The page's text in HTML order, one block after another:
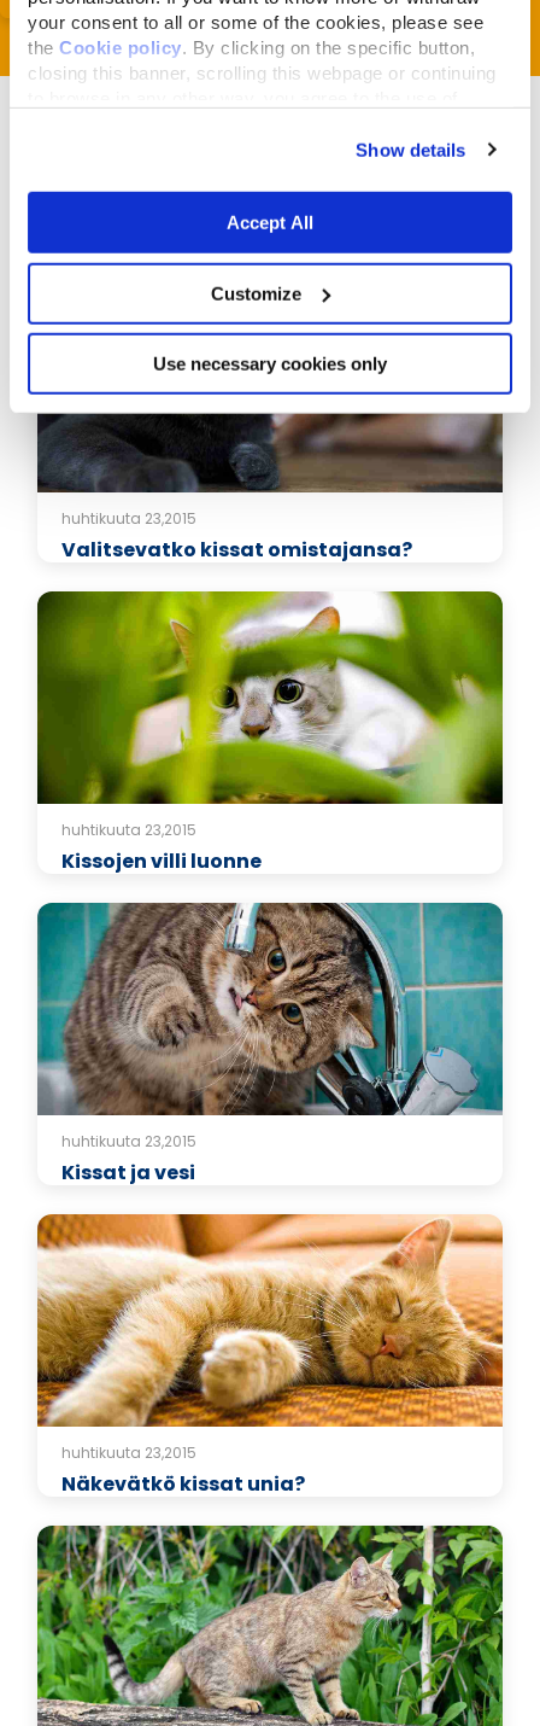
your consent to all or some of the cookies, please see
the Cookie policy . By clicking on the specific button,
closing this banner, scrolling this webpage or continuing
Show details
Accept All
Customize
Use necessary cookies only
Liittyvät artikkelit
huhtikuuta 23,2015
Valitsevatko kissat omistajansa?
huhtikuuta 23,2015
Kissojen villi luonne
huhtikuuta 23,2015
Kissat ja vesi
huhtikuuta 23,2015
Näkevätkö kissat unia?